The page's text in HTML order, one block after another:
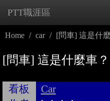
PTT職涯區
Home car [問車] 這是什
[問車] 這是什麼車？
看板
Car